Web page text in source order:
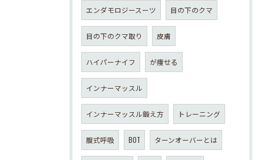
エンダモロジースーツ 目の下のクマ
目の下のクマ取り 皮膚
ハイパーナイフ が痩せる
インナーマッスル
インナーマッスル鍛え方 トレーニング
腹式呼吸 BOT ターンオーバーとは